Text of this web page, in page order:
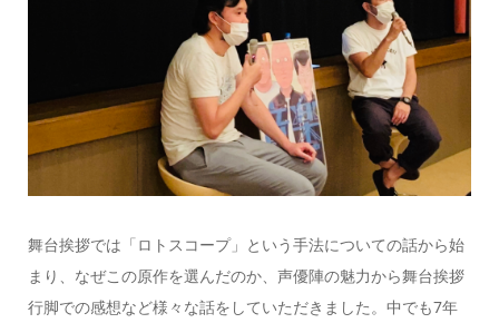
舞台挨拶では「ロトスコープ」という手法についての話から始
まり、なぜこの原作を選んだのか、声優陣の魅力から舞台挨拶
行脚での感想など様々な話をしていただきました。中でも7年